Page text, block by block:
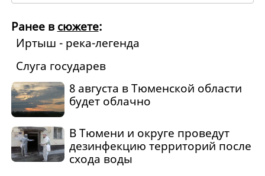
Ранее в сюжете:
Иртыш - река-легенда
Слуга государев
8 августа в Тюменской области
будет облачно
В Тюмени и округе проведут
дезинфекцию территорий после
схода воды